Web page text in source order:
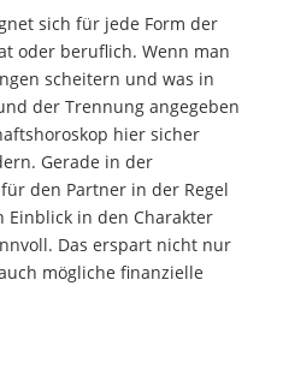
sich für jede Form der
oder beruflich. Wenn man
scheitern und was in
der Trennung angegeben
hier sicher
Gerade in der
den Partner in der Regel
Einblick in den Charakter
Das erspart nicht nur
mögliche finanzielle